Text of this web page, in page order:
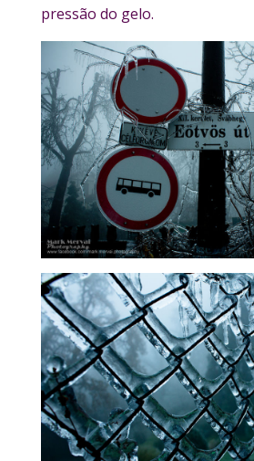
pressão do gelo.